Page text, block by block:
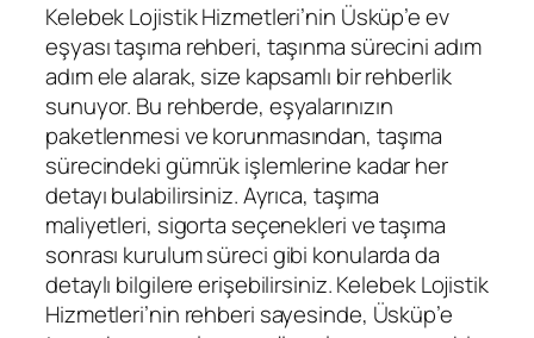
Kelebek Lojistik Hizmetleri’nin Üsküp’e ev
eşyası taşıma rehberi, taşınma sürecini adım
adım ele alarak, size kapsamlı bir rehberlik
sunuyor. Bu rehberde, eşyalarınızın
paketlenmesi ve korunmasından, taşıma
sürecindeki gümrük işlemlerine kadar her
detayı bulabilirsiniz. Ayrıca, taşıma
maliyetleri, sigorta seçenekleri ve taşıma
sonrası kurulum süreci gibi konularda da
detaylı bilgilere erişebilirsiniz. Kelebek Lojistik
Hizmetleri’nin rehberi sayesinde, Üsküp’e